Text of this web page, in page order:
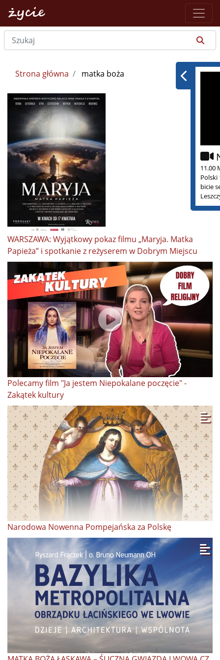
11.00
Polski
bicie
Strona główna matka boża
WARSZAWA: Wyjątkowy pokaz filmu „Maryja. Matka
Papieża” i spotkanie z reżyserem w Dobrym Miejscu
Polecamy film "Ja jestem Niepokalane poczęcie" -
Zakątek kultury
Narodowa Nowenna Pompejańska za Polskę